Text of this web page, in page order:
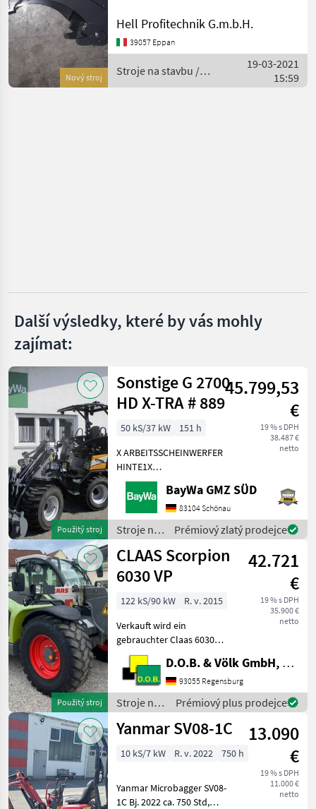
Cangini
BIG
Caterpillar
Nový stroj
Aufnahme Martin MM03D,
Miniescavatore Cangini SC
300mm
Hell Profitechnik G.m.b.H.
39057 Eppan
Stroje na stavbu /
Cangini
19-03-2021
15:59
Další výsledky, které by vás mohly
zajímat:
Použitý stroj
Sonstige G 2700
HD X-TRA # 889
45.799,53
€
19 % s DPH
38.487 €
netto
50 kS/37 kW
151 h
X ARBEITSSCHEINWERFER
HINTE1X
ARBEITSSCHEINWERFER
VORNE1X
HECKGEWICHTSPLATTE 62
KG1X
HYDRAULIKKREISLAUF
DPPPEL31X15.50-15
SKIDDATENBESCHEINIGUNG
BRD 20 KMDRUCKFREIER
BayWa GMZ SÜD
83104 Schönau
Stroje na
stavbu /
Sonstige
Prémiový zlatý prodejce
Použitý stroj
CLAAS Scorpion
6030 VP
42.721
€
19 % s DPH
35.900 €
netto
122 kS/90 kW
R. v. 2015
Verkauft wird ein
gebrauchter Claas 6030
Varipower Teleskoplader -
Kramer
Schnellwechselplatte
hydraulisch - Handgas mit
Langsamfahreinrichtung -
Motorvorwärmung ü
D.O.B. & Völk GmbH, Filiale Regensburg
93055 Regensburg
Stroje na
stavbu /
Claas
Prémiový plus prodejce
Yanmar SV08-1C
13.090
€
19 % s DPH
11.000 €
netto
10 kS/7 kW R. v. 2022 750 h
Yanmar Microbagger SV08-
1C Bj. 2022 ca. 750 Std,